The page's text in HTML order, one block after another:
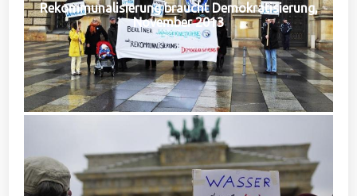
Rekommunalisierung braucht Demokratisierung,
November 2013